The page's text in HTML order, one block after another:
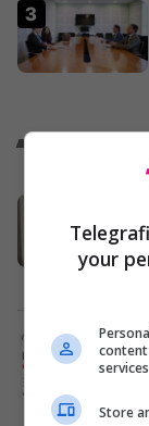
your
content
Store